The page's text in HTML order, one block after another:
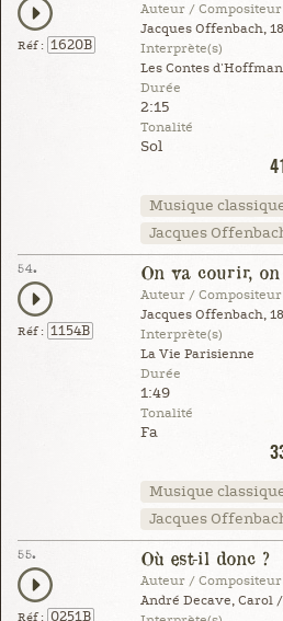
Réf : 1620B
Auteur / Compositeur
Jacques Offenbach,
Interprète(s)
Les Contes
Durée
2:15
Tonalité
Sol
Musique
Jacques
54.
Réf : 1154B
On va courir,
Auteur / Compositeur
Jacques Offenbach,
Interprète(s)
La Vie Parisienne
Durée
1:49
Tonalité
Fa
Musique
Jacques
55.
Réf : 0251B
Où est-il donc ?
Auteur / Compositeur
André Decave, Carol